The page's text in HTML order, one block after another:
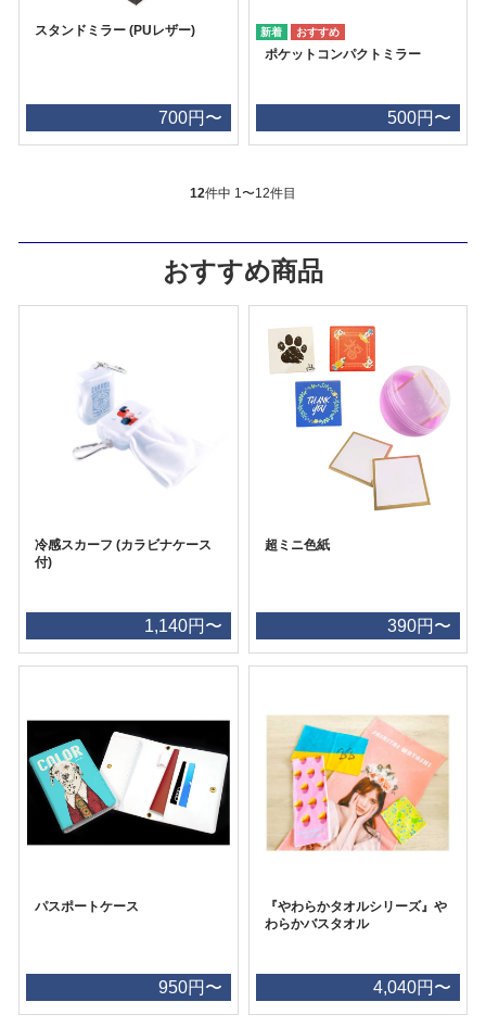
スタンドミラー (PUレザー)
700円〜
ポケットコンパクトミラー
500円〜
12件中 1〜12件目
おすすめ商品
冷感スカーフ (カラビナケース
付)
1,140円〜
超ミニ色紙
390円〜
パスポートケース
950円〜
『やわらかタオルシリーズ』や
わらかバスタオル
4,040円〜